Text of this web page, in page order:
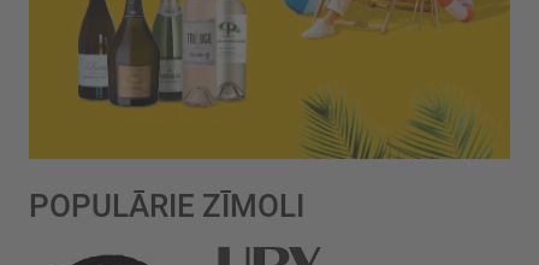
POPULĀRIE ZĪMOLI